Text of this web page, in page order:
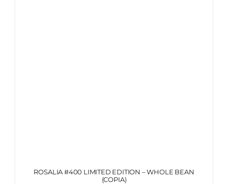
ROSALIA #400 LIMITED EDITION – WHOLE BEAN
(COPIA)